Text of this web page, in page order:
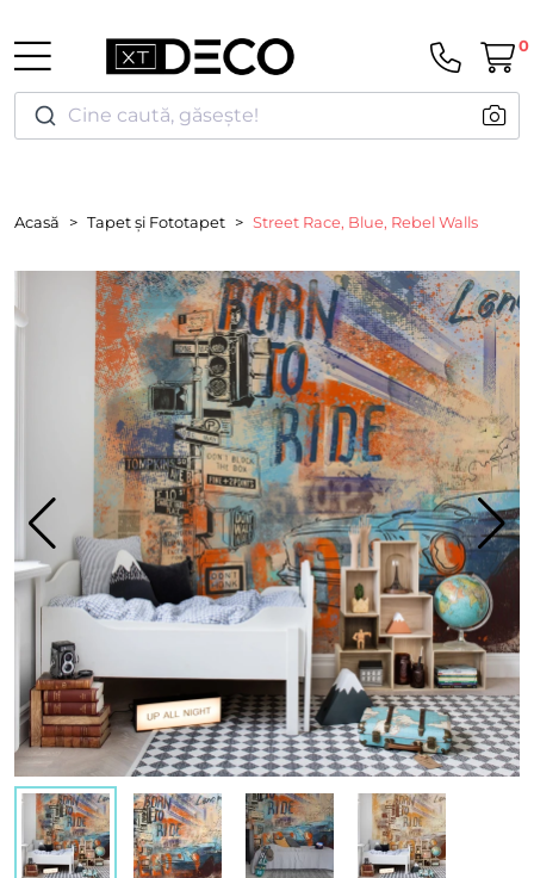
Cine caută, găsește!
0
Acasă Tapet și Fototapet Street Race, Blue, Rebel Walls